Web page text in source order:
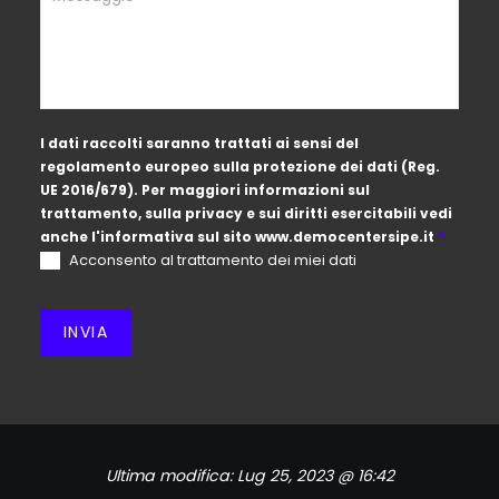
I dati raccolti saranno trattati ai sensi del
regolamento europeo sulla protezione dei dati (Reg.
UE 2016/679). Per maggiori informazioni sul
trattamento, sulla privacy e sui diritti esercitabili vedi
anche l'informativa sul sito www.democentersipe.it *
Acconsento al trattamento dei miei dati
INVIA
Ultima modifica: Lug 25, 2023 @ 16:42